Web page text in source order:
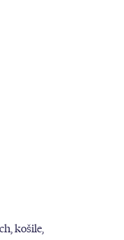
košile,